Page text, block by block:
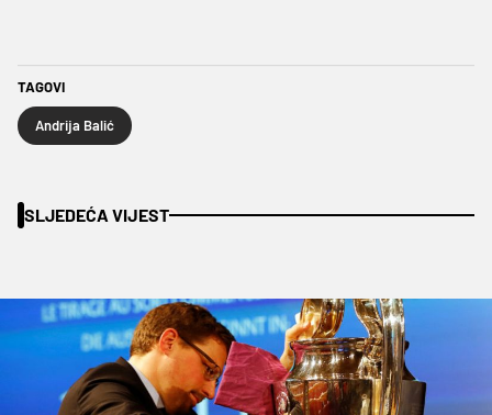
TAGOVI
Andrija Balić
SLJEDEĆA VIJEST